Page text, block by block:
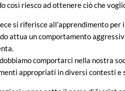
così riesco ad ottenere ciò che
si riferisce all’apprendimento
attua un comportamento
comportarci nella nostra
appropriati in diversi contesti e